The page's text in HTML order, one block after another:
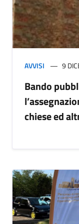
AVVISI 9
Bando
chiese ed